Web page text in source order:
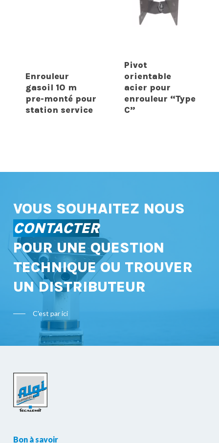
Enrouleur
gasoil 10 m
pre-monté pour
station service
Pivot
orientable
acier pour
enrouleur “Type
C”
VOUS SOUHAITEZ NOUS
CONTACTER
POUR UNE QUESTION
TECHNIQUE OU TROUVER
UN DISTRIBUTEUR
C'est par ici
Bon à savoir